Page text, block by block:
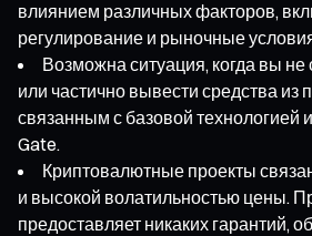
влиянием различных факторов,
регулирование и рыночные
Возможна ситуация, когда вы
или частично вывести средства из
связанным с базовой технологией
Gate.
Криптовалютные проекты
и высокой волатильностью цены.
предоставляет никаких гарантий,